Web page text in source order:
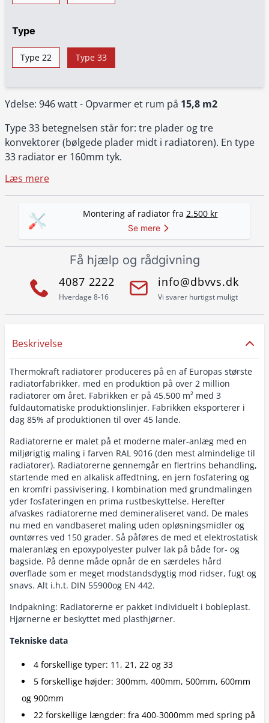
Ydelse: 946 watt - Opvarmer et rum på 15,8 m2
Type 33 betegnelsen står for: tre plader og tre
konvektorer (bølgede plader midt i radiatoren). En type
33 radiator er 160mm tyk.
Læs mere
Montering af radiator fra 2.500 kr
Se mere
Type
Type 22 Type 33
Få hjælp og rådgivning
4087 2222
Hverdage 8-16
info@dbvvs.dk
Vi svarer hurtigst muligt
Beskrivelse
Thermokraft radiatorer produceres på en af Europas største
radiatorfabrikker, med en produktion på over 2 million
radiatorer om året. Fabrikken er på 45.500 m² med 3
fuldautomatiske produktionslinjer. Fabrikken eksporterer i
dag 85% af produktionen til over 45 lande.
Radiatorerne er malet på et moderne maler-anlæg med en
miljørigtig maling i farven RAL 9016 (den mest almindelige til
radiatorer). Radiatorerne gennemgår en flertrins behandling,
startende med en alkalisk affedtning, en jern fosfatering og
en kromfri passivisering. I kombination med grundmalingen
yder fosfateringen en prima rustbeskyttelse. Herefter
afvaskes radiatorerne med demineraliseret vand. De males
nu med en vandbaseret maling uden opløsningsmidler og
ovntørres ved 150 grader. Så påføres de med et elektrostatisk
maleranlæg en epoxypolyester pulver lak på både for- og
bagside. På denne måde opnår de en særdeles hård
overflade som er meget modstandsdygtig mod ridser, fugt og
snavs. Alt i.h.t. DIN 55900og EN 442.
Indpakning: Radiatorerne er pakket individuelt i bobleplast.
Hjørnerne er beskyttet med plasthjørner.
Tekniske data
4 forskellige typer: 11, 21, 22 og 33
5 forskellige højder: 300mm, 400mm, 500mm, 600mm
og 900mm
22 forskellige længder: fra 400-3000mm med spring på